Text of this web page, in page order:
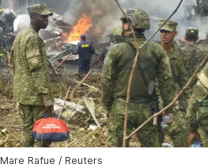
Rafue / Reuters